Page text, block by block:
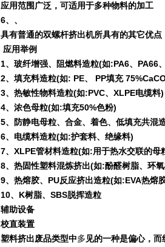
应用范围广泛，可适用于多种物料的加工
6、、
具有普通的双螺杆挤出机所具有的其它优点
应用举例
1、玻纤增强、阻燃料造粒(如:PA6、 PA66、
2、填充料造粒(如: PE、 PP填充
3、热敏性物料造粒(如:PVC、 XLPE电缆料)
4、浓色母粒(如:填充50%色粉)
5、防静电母粒、合金、着色、低填充共混
6、电缆料造粒(如:护套料、绝缘料)
7、 XLPE管材料造粒(如:用于热水交联的母
8、热固性塑料混炼挤出(如:酚醛树脂、环
9、热熔胶、 PU反应挤出造粒(如:EVA热熔
10、 K树脂、 SBS脱挥造粒
辅助设备
校直装置
塑料挤出废品类型中多见的一种是偏心，